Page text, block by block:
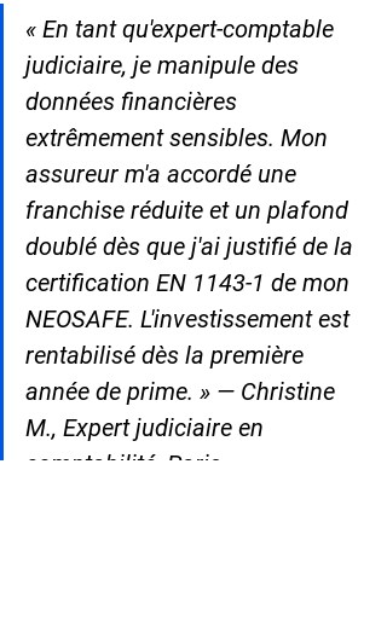
« En tant qu'expert-comptable
judiciaire, je manipule des
données financières
extrêmement sensibles. Mon
assureur m'a accordé une
franchise réduite et un plafond
doublé dès que j'ai justifié de la
certification EN 1143-1 de mon
NEOSAFE. L'investissement est
rentabilisé dès la première
année de prime. » — Christine
M., Expert judiciaire en
comptabilité, Paris